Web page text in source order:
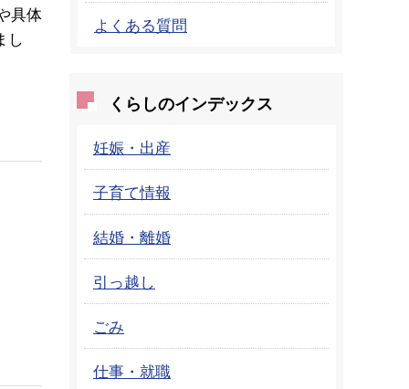
具体
し
よくある質問
くらしのインデックス
妊娠・出産
子育て情報
結婚・離婚
引っ越し
ごみ
仕事・就職